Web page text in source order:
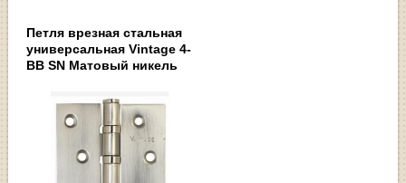
Петля врезная стальная
универсальная Vintage 4-
BB SN Матовый никель